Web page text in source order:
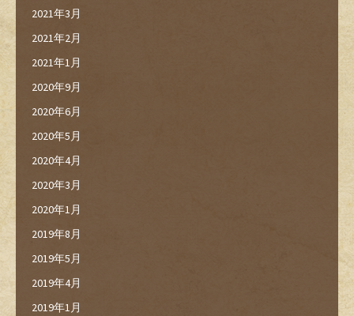
2021年3月
2021年2月
2021年1月
2020年9月
2020年6月
2020年5月
2020年4月
2020年3月
2020年1月
2019年8月
2019年5月
2019年4月
2019年1月